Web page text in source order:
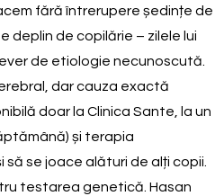
fără întrerupere ședințe de
de copilărie – zilele lui
de etiologie necunoscută.
dar cauza exactă
doar la Clinica Sante, la un
și terapia
se joace alături de alți copii.
testarea genetică. Hasan